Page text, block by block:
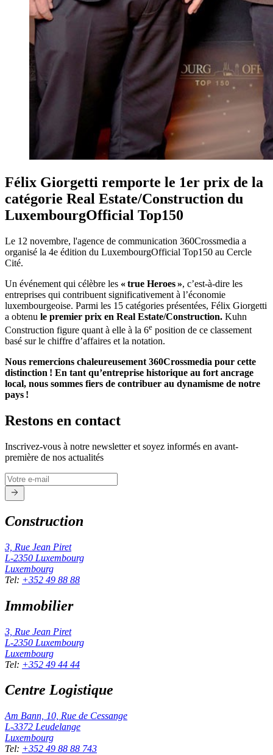
Félix Giorgetti remporte le 1er prix de la
catégorie Real Estate/Construction du
LuxembourgOfficial Top150
Le 12 novembre, l'agence de communication 360Crossmedia a
organisé la 4e édition du LuxembourgOfficial Top150 au Cercle
Cité.
Un événement qui célèbre les « true Heroes », c’est-à-dire les
entreprises qui contribuent significativement à l’économie
luxembourgeoise. Parmi les 15 catégories présentées, Félix Giorgetti
a obtenu le premier prix en Real Estate/Construction. Kuhn
Construction figure quant à elle à la 6e position de ce classement
basé sur le chiffre d’affaires et la notation.
Nous remercions chaleureusement 360Crossmedia pour cette
distinction ! En tant qu’entreprise historique au fort ancrage
local, nous sommes fiers de contribuer au dynamisme de notre
pays !
Restons en contact
Inscrivez-vous à notre newsletter et soyez informés en avant-
première de nos actualités
Construction
3, Rue Jean Piret
L-2350 Luxembourg
Luxembourg
Tel: +352 49 88 88
Immobilier
3, Rue Jean Piret
L-2350 Luxembourg
Luxembourg
Tel: +352 49 44 44
Centre Logistique
Am Bann, 10, Rue de Cessange
L-3372 Leudelange
Luxembourg
Tel: +352 49 88 88 743